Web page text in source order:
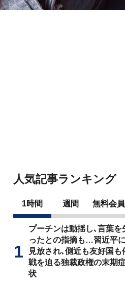
人気記事ランキング
1時間 週間 無料会員
プーチンは動揺し､言葉を
ったとの指摘も…習近平に
見放され､側近も友好国も
戦を迫る独裁政権の末期
状